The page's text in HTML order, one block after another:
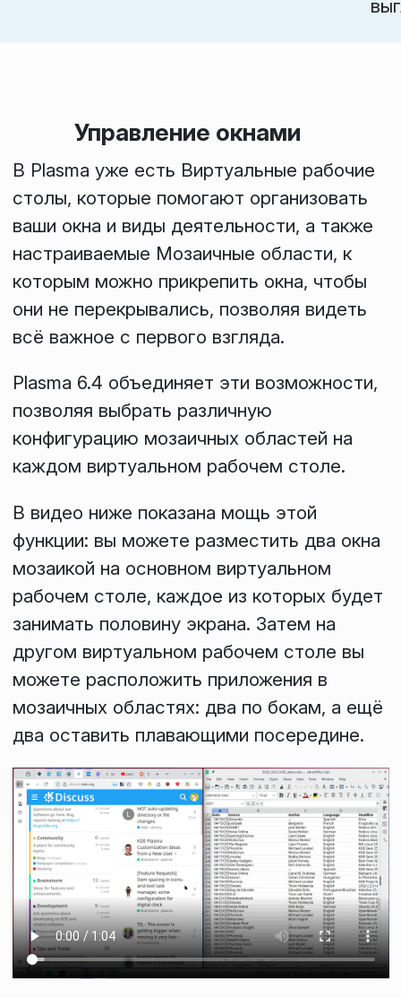
Управление окнами
В Plasma уже есть Виртуальные рабочие
столы, которые помогают организовать
ваши окна и виды деятельности, а также
настраиваемые Мозаичные области, к
которым можно прикрепить окна, чтобы
они не перекрывались, позволяя видеть
всё важное с первого взгляда.
Plasma 6.4 объединяет эти возможности,
позволяя выбрать различную
конфигурацию мозаичных областей на
каждом виртуальном рабочем столе.
В видео ниже показана мощь этой
функции: вы можете разместить два окна
мозаикой на основном виртуальном
рабочем столе, каждое из которых будет
занимать половину экрана. Затем на
другом виртуальном рабочем столе вы
можете расположить приложения в
мозаичных областях: два по бокам, а ещё
два оставить плавающими посередине.